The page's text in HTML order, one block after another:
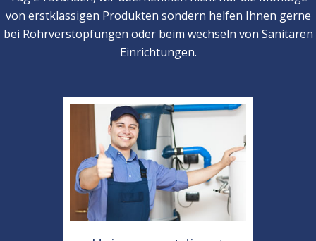
von erstklassigen Produkten sondern helfen Ihnen gerne
bei Rohrverstopfungen oder beim wechseln von Sanitären
Einrichtungen.